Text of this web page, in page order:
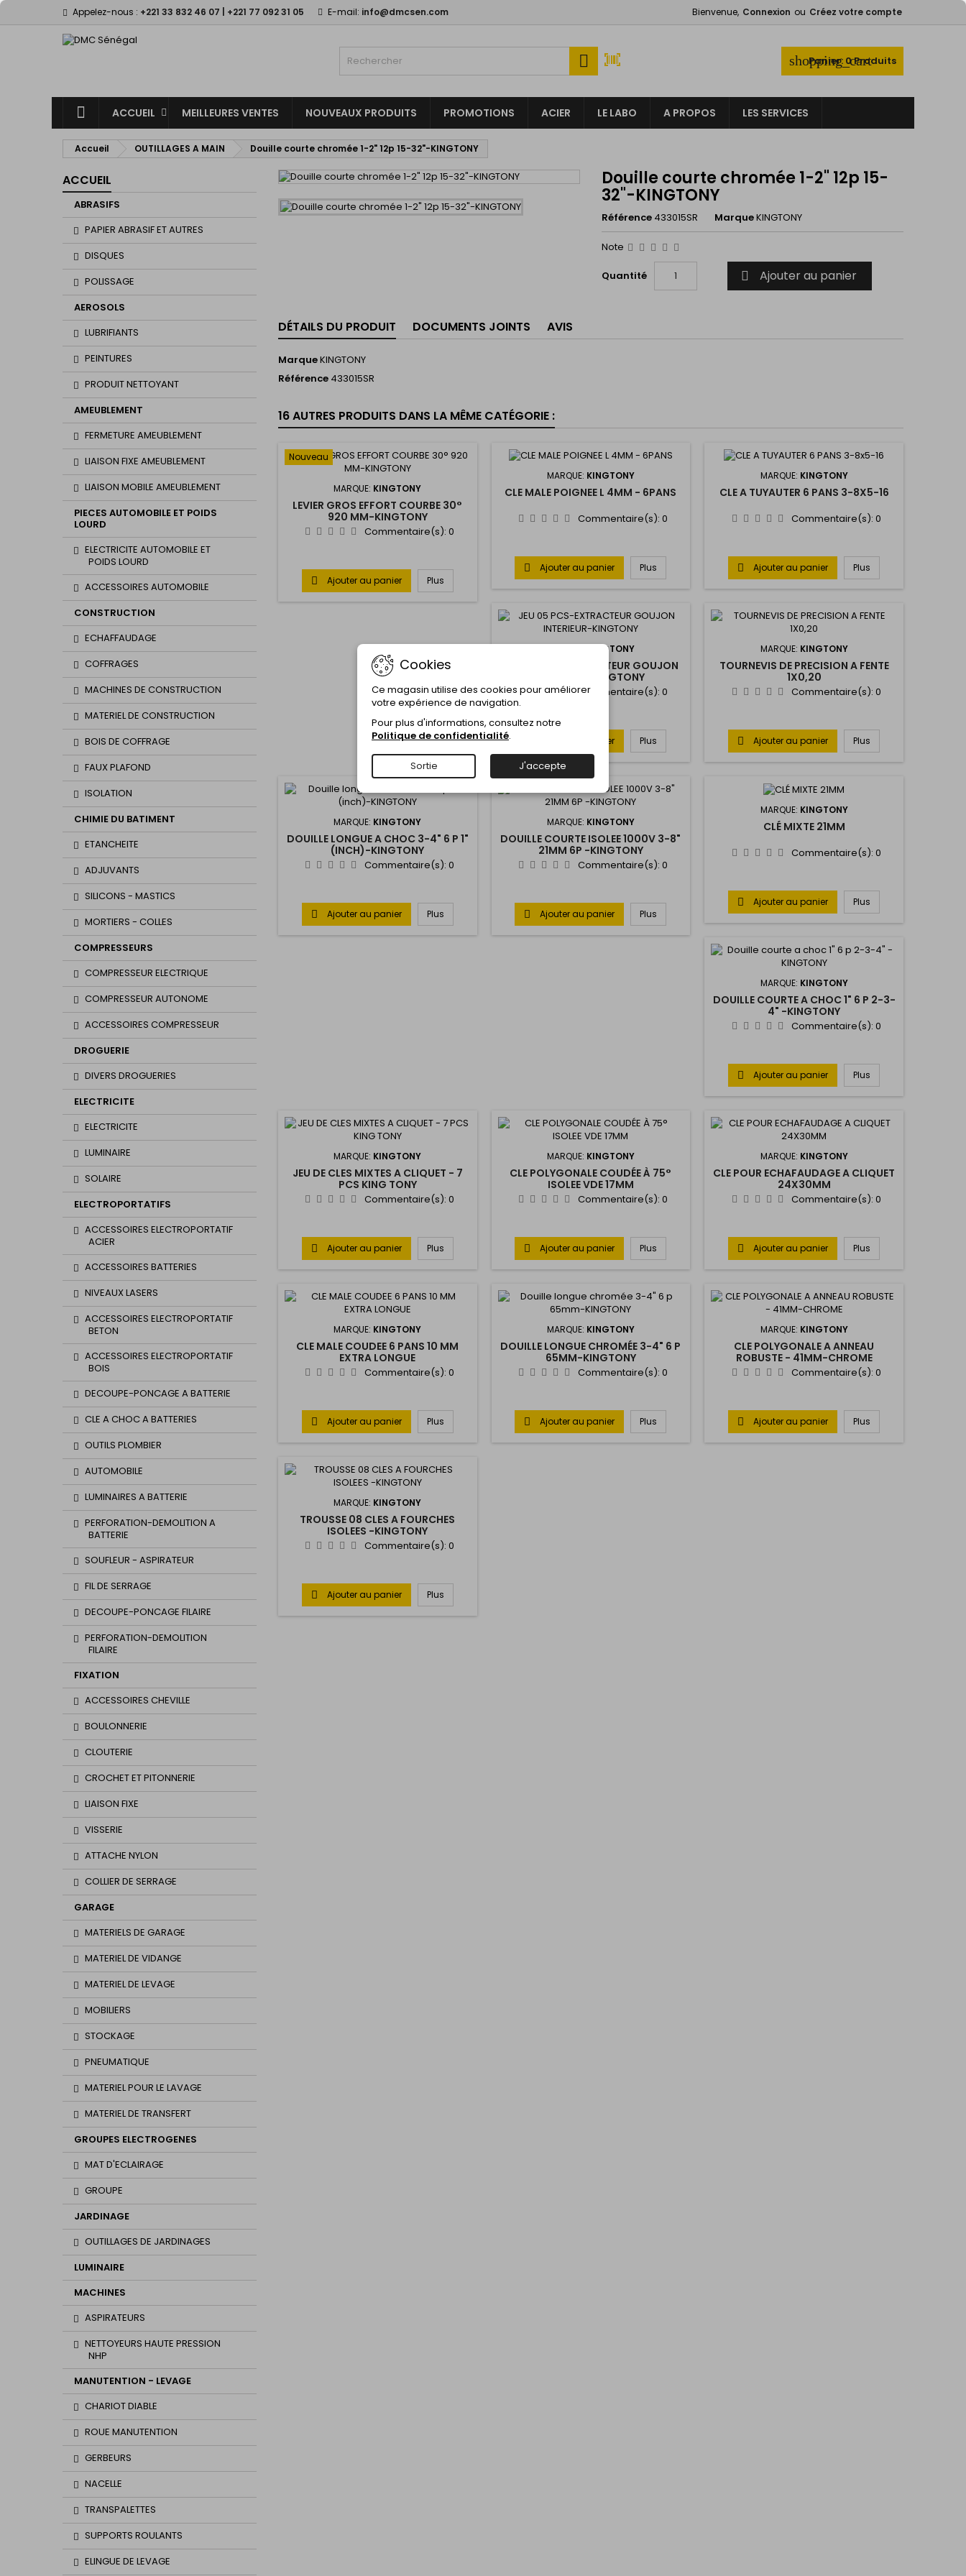
Appelez-nous : +221 33 832 46 07 | +221 77 092 31 05 E-mail: info@dmcsen.com Bienvenue, Connexion ou Créez votre compte
shopping_cart
Panier: 0Produits

ACCUEIL MEILLEURES VENTES NOUVEAUX PRODUITS PROMOTIONS ACIER LE LABO A PROPOS LES SERVICES
Accueil OUTILLAGES A MAIN Douille courte chromée 1-2" 12p 15-32"-KINGTONY
ACCUEIL
ABRASIFS
PAPIER ABRASIF ET AUTRES
DISQUES
POLISSAGE
AEROSOLS
LUBRIFIANTS
PEINTURES
PRODUIT NETTOYANT
AMEUBLEMENT
FERMETURE AMEUBLEMENT
LIAISON FIXE AMEUBLEMENT
LIAISON MOBILE AMEUBLEMENT
PIECES AUTOMOBILE ET POIDS
LOURD
ELECTRICITE AUTOMOBILE ET
POIDS LOURD
ACCESSOIRES AUTOMOBILE
CONSTRUCTION
ECHAFFAUDAGE
COFFRAGES
MACHINES DE CONSTRUCTION
MATERIEL DE CONSTRUCTION
BOIS DE COFFRAGE
FAUX PLAFOND
ISOLATION
CHIMIE DU BATIMENT
ETANCHEITE
ADJUVANTS
SILICONS - MASTICS
MORTIERS - COLLES
COMPRESSEURS
COMPRESSEUR ELECTRIQUE
COMPRESSEUR AUTONOME
ACCESSOIRES COMPRESSEUR
DROGUERIE
DIVERS DROGUERIES
ELECTRICITE
ELECTRICITE
LUMINAIRE
SOLAIRE
ELECTROPORTATIFS
ACCESSOIRES ELECTROPORTATIF
ACIER
ACCESSOIRES BATTERIES
NIVEAUX LASERS
ACCESSOIRES ELECTROPORTATIF
BETON
ACCESSOIRES ELECTROPORTATIF
BOIS
DECOUPE-PONCAGE A BATTERIE
CLE A CHOC A BATTERIES
OUTILS PLOMBIER
AUTOMOBILE
LUMINAIRES A BATTERIE
PERFORATION-DEMOLITION A
BATTERIE
SOUFLEUR - ASPIRATEUR
FIL DE SERRAGE
DECOUPE-PONCAGE FILAIRE
PERFORATION-DEMOLITION
FILAIRE
FIXATION
ACCESSOIRES CHEVILLE
BOULONNERIE
CLOUTERIE
CROCHET ET PITONNERIE
LIAISON FIXE
VISSERIE
ATTACHE NYLON
COLLIER DE SERRAGE
GARAGE
MATERIELS DE GARAGE
MATERIEL DE VIDANGE
MATERIEL DE LEVAGE
MOBILIERS
STOCKAGE
PNEUMATIQUE
MATERIEL POUR LE LAVAGE
MATERIEL DE TRANSFERT
GROUPES ELECTROGENES
MAT D'ECLAIRAGE
GROUPE
JARDINAGE
OUTILLAGES DE JARDINAGES
LUMINAIRE
MACHINES
ASPIRATEURS
NETTOYEURS HAUTE PRESSION
NHP
MANUTENTION - LEVAGE
CHARIOT DIABLE
ROUE MANUTENTION
GERBEURS
NACELLE
TRANSPALETTES
SUPPORTS ROULANTS
ELINGUE DE LEVAGE
Douille courte chromée 1-2" 12p 15-
32"-KINGTONY
Référence 433015SR MarqueKINGTONY
Note
Quantité  Ajouter au panier
DÉTAILS DU PRODUIT DOCUMENTS JOINTS AVIS
MarqueKINGTONY
Référence 433015SR
16 AUTRES PRODUITS DANS LA MÊME CATÉGORIE :
Nouveau
MARQUE: KINGTONY
LEVIER GROS EFFORT COURBE 30°
920 MM-KINGTONY
Commentaire(s):0
 Ajouter au panier Plus
MARQUE: KINGTONY
CLE MALE POIGNEE L 4MM - 6PANS
Commentaire(s): 0
 Ajouter au panier Plus
MARQUE: KINGTONY
CLE A TUYAUTER 6 PANS 3-8X5-16
Commentaire(s): 0
 Ajouter au panier Plus
KINGTONY
JEU 05 PCS-EXTRACTEUR GOUJON
INTERIEUR-KINGTONY
Commentaire(s): 0
Ajouter au panier Plus
MARQUE: KINGTONY
TOURNEVIS DE PRECISION A FENTE
1X0,20
Commentaire(s): 0
 Ajouter au panier Plus
MARQUE: KINGTONY
DOUILLE LONGUE A CHOC 3-4" 6 P 1"
(INCH)-KINGTONY
Commentaire(s):0
 Ajouter au panier Plus
MARQUE: KINGTONY
DOUILLE COURTE ISOLEE 1000V 3-8"
21MM 6P -KINGTONY
Commentaire(s): 0
 Ajouter au panier Plus
MARQUE: KINGTONY
CLÉ MIXTE 21MM
Commentaire(s): 0
 Ajouter au panier Plus
MARQUE: KINGTONY
DOUILLE COURTE A CHOC 1" 6 P 2-3-
4" -KINGTONY
Commentaire(s): 0
 Ajouter au panier Plus
MARQUE: KINGTONY
JEU DE CLES MIXTES A CLIQUET - 7
PCS KING TONY
Commentaire(s):0
 Ajouter au panier Plus
MARQUE: KINGTONY
CLE POLYGONALE COUDÉE À 75°
ISOLEE VDE 17MM
Commentaire(s): 0
 Ajouter au panier Plus
MARQUE: KINGTONY
CLE POUR ECHAFAUDAGE A CLIQUET
24X30MM
Commentaire(s): 0
 Ajouter au panier Plus
MARQUE: KINGTONY
CLE MALE COUDEE 6 PANS 10 MM
EXTRA LONGUE
Commentaire(s):0
 Ajouter au panier Plus
MARQUE: KINGTONY
DOUILLE LONGUE CHROMÉE 3-4" 6 P
65MM-KINGTONY
Commentaire(s): 0
 Ajouter au panier Plus
MARQUE: KINGTONY
CLE POLYGONALE A ANNEAU
ROBUSTE - 41MM-CHROME
Commentaire(s): 0
 Ajouter au panier Plus
MARQUE: KINGTONY
TROUSSE 08 CLES A FOURCHES
ISOLEES -KINGTONY
Commentaire(s):0
 Ajouter au panier Plus
My wishlists
add_circle_outline
Create new list
((title))
((cancelText))
Connexion
Vous devez être connecté pour ajouter des produits à votre liste
((cancelText))
Cookies
Ce magasin utilise des cookies pour améliorer
votre expérience de navigation.
Pour plus d'informations, consultez notre
Politique de confidentialité.
Sortie J'accepte